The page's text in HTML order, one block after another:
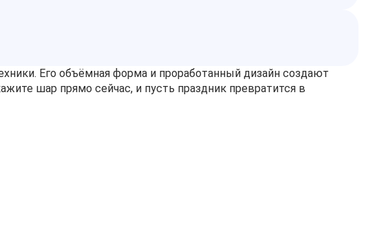
Его объёмная форма и проработанный дизайн создают
шар прямо сейчас, и пусть праздник превратится в